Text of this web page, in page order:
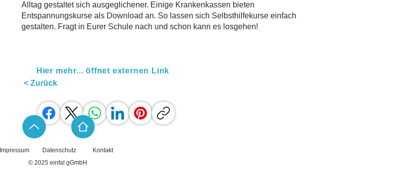
Alltag gestaltet sich ausgeglichener. Einige Krankenkassen bieten
Entspannungskurse als Download an. So lassen sich Selbsthilfekurse einfach
gestalten. Fragt in Eurer Schule nach und schon kann es losgehen!
Hier mehr... öffnet externen Link
< Zurück
Impressum Datenschutz
Kontakt
© 2025 einfal gGmbH